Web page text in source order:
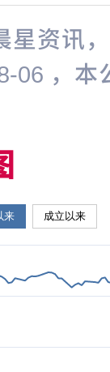
星资讯
06 ，
来 成立以来